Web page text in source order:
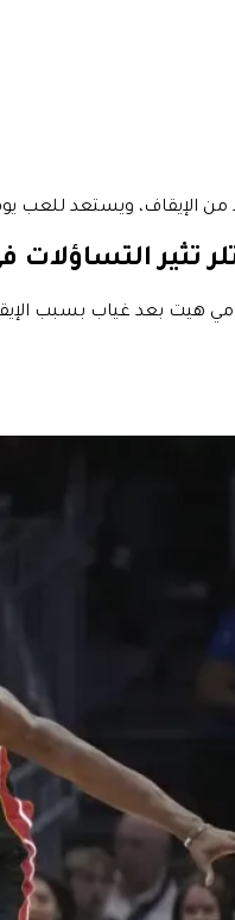
من الإيقاف، ويستعد للعب
تثير
هيت بعد غياب بسبب